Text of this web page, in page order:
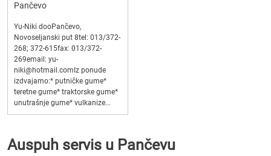
Pančevo
Yu-Niki dooPančevo,
Novoseljanski put 8tel: 013/372-
268; 372-615fax: 013/372-
269email: yu-
niki@hotmail.comIz ponude
izdvajamo:* putničke gume*
teretne gume* traktorske gume*
unutrašnje gume* vulkanize...
Auspuh servis u Pančevu